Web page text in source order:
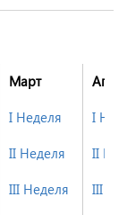
Март
I Неделя
II Неделя
III Неделя
I
II
III